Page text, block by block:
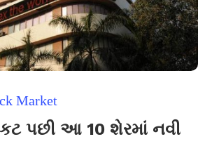
Market
પછી આ 10 શેરમાં નવી